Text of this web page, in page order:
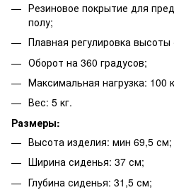
Резиновое покрытие для
полу;
Плавная регулировка высоты
Оборот на 360 градусов;
Максимальная нагрузка: 100
Вес: 5 кг.
Размеры:
Высота изделия: мин 69,5
Ширина сиденья: 37 см;
Глубина сиденья: 31,5 см;